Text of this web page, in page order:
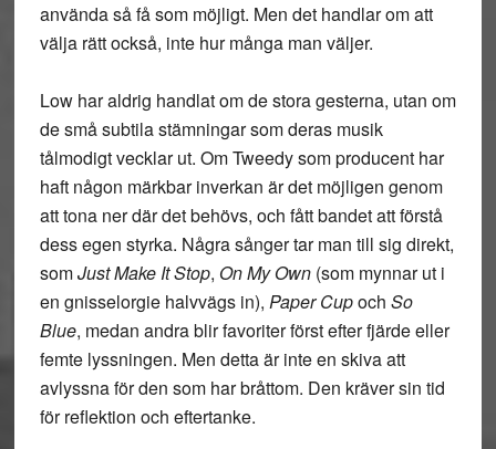
använda så få som möjligt. Men det handlar om att
välja rätt också, inte hur många man väljer.
Low har aldrig handlat om de stora gesterna, utan om
de små subtila stämningar som deras musik
tålmodigt vecklar ut. Om Tweedy som producent har
haft någon märkbar inverkan är det möjligen genom
att tona ner där det behövs, och fått bandet att förstå
dess egen styrka. Några sånger tar man till sig direkt,
somJust Make It Stop, On My Own(som mynnar ut i
en gnisselorgie halvvägs in), Paper Cupoch So
Blue, medan andra blir favoriter först efter fjärde eller
femte lyssningen. Men detta är inte en skiva att
avlyssna för den som har bråttom. Den kräver sin tid
för reflektion och eftertanke.